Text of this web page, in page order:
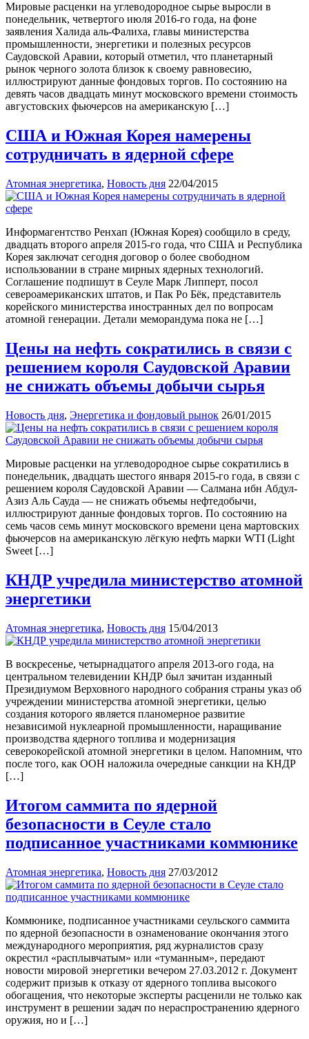
Мировые расценки на углеводородное сырье выросли в
понедельник, четвертого июля 2016-го года, на фоне
заявления Халида аль-Фалиха, главы министерства
промышленности, энергетики и полезных ресурсов
Саудовской Аравии, который отметил, что планетарный
рынок черного золота близок к своему равновесию,
иллюстрируют данные фондовых торгов. По состоянию на
девять часов двадцать минут московского времени стоимость
августовских фьючерсов на американскую […]
США и Южная Корея намерены
сотрудничать в ядерной сфере
Атомная энергетика, Новость дня 22/04/2015
Информагентство Ренхап (Южная Корея) сообщило в среду,
двадцать второго апреля 2015-го года, что США и Республика
Корея заключат сегодня договор о более свободном
использовании в стране мирных ядерных технологий.
Соглашение подпишут в Сеуле Марк Липперт, посол
североамериканских штатов, и Пак Ро Бёк, представитель
корейского министерства иностранных дел по вопросам
атомной генерации. Детали меморандума пока не […]
Цены на нефть сократились в связи с
решением короля Саудовской Аравии
не снижать объемы добычи сырья
Новость дня, Энергетика и фондовый рынок 26/01/2015
Мировые расценки на углеводородное сырье сократились в
понедельник, двадцать шестого января 2015-го года, в связи с
решением короля Саудовской Аравии — Салмана ибн Абдул-
Азиз Аль Сауда — не снижать объемы нефтедобычи,
иллюстрируют данные фондовых торгов. По состоянию на
семь часов семь минут московского времени цена мартовских
фьючерсов на американскую лёгкую нефть марки WTI (Light
Sweet […]
КНДР учредила министерство атомной
энергетики
Атомная энергетика, Новость дня 15/04/2013
В воскресенье, четырнадцатого апреля 2013-ого года, на
центральном телевидении КНДР был зачитан изданный
Президиумом Верховного народного собрания страны указ об
учреждении министерства атомной энергетики, целью
создания которого является планомерное развитие
независимой нуклеарной промышленности, наращивание
производства ядерного топлива и модернизация
северокорейской атомной энергетики в целом. Напомним, что
после того, как ООН наложила очередные санкции на КНДР
[…]
Итогом саммита по ядерной
безопасности в Сеуле стало
подписанное участниками коммюнике
Атомная энергетика, Новость дня 27/03/2012
Коммюнике, подписанное участниками сеульского саммита
по ядерной безопасности в ознаменование окончания этого
международного мероприятия, ряд журналистов сразу
окрестил «расплывчатым» или «туманным», передают
новости мировой энергетики вечером 27.03.2012 г. Документ
содержит призыв к отказу от ядерного топлива высокого
обогащения, что некоторые эксперты расценили не только как
инструмент в решении задач по нераспространению ядерного
оружия, но и […]